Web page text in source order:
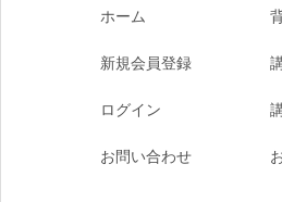
ホーム
新規会員登録
ログイン
お問い合わせ